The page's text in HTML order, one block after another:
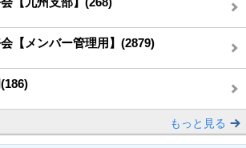
【メンバー管理用】(2879)
もっと見る